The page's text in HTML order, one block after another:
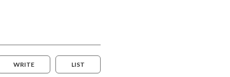
LIST
WRITE